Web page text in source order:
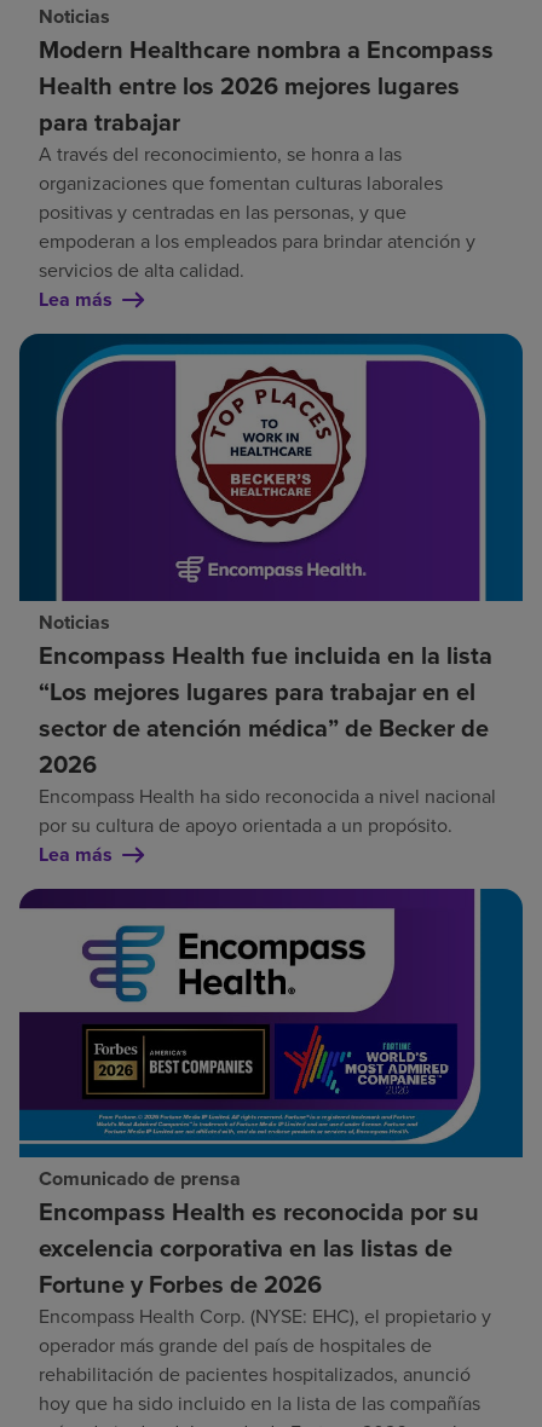
Noticias
Modern Healthcare nombra a Encompass
Health entre los 2026 mejores lugares
para trabajar
A través del reconocimiento, se honra a las
organizaciones que fomentan culturas laborales
positivas y centradas en las personas, y que
empoderan a los empleados para brindar atención y
servicios de alta calidad.
Lea más
Noticias
Encompass Health fue incluida en la lista
“Los mejores lugares para trabajar en el
sector de atención médica” de Becker de
2026
Encompass Health ha sido reconocida a nivel nacional
por su cultura de apoyo orientada a un propósito.
Lea más
Comunicado de prensa
Encompass Health es reconocida por su
excelencia corporativa en las listas de
Fortune y Forbes de 2026
Encompass Health Corp. (NYSE: EHC), el propietario y
operador más grande del país de hospitales de
rehabilitación de pacientes hospitalizados, anunció
hoy que ha sido incluido en la lista de las compañías